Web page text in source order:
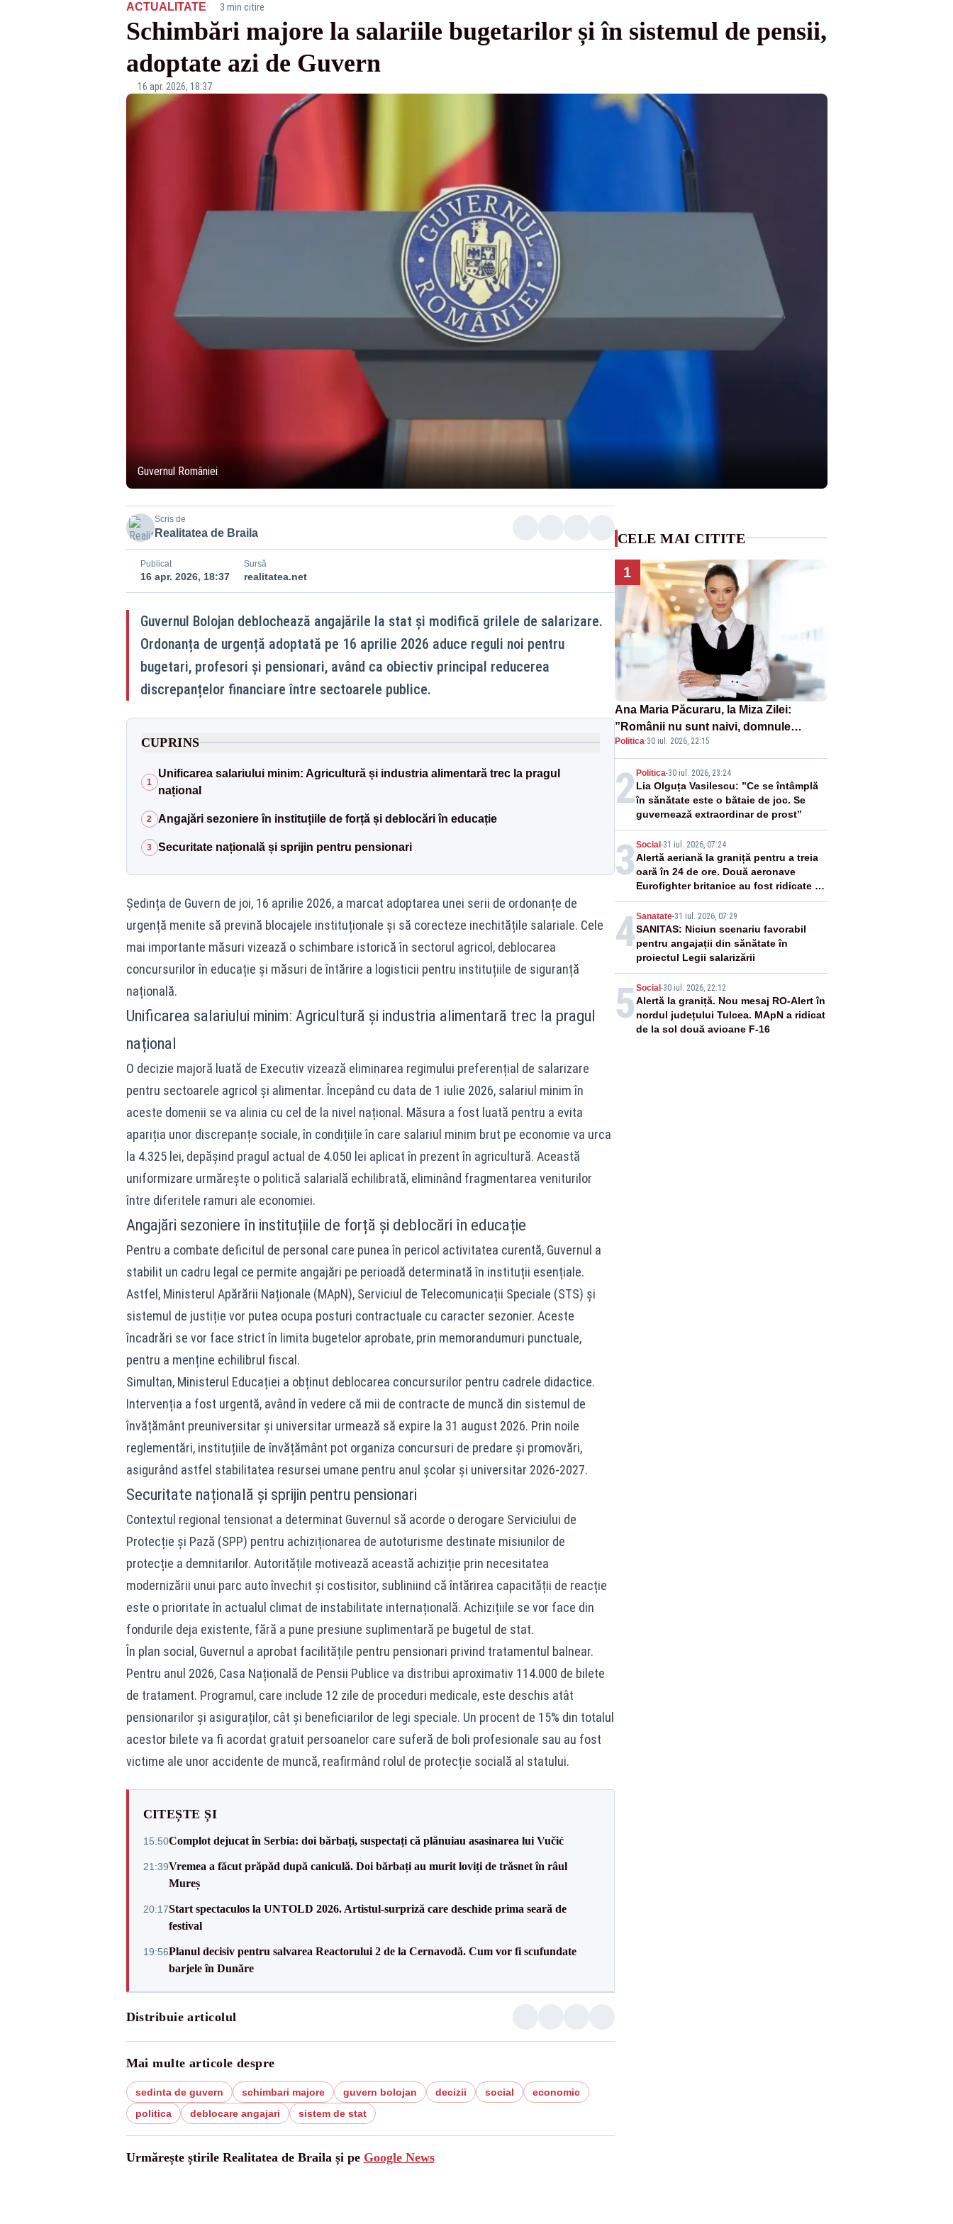
ACTUALITATE· 3 min citire
Schimbări majore la salariile bugetarilor și în sistemul de pensii,
adoptate azi de Guvern
16 apr. 2026, 18:37
Guvernul României
Scris de
Realitatea de Braila
Publicat
16 apr. 2026, 18:37
Sursă
realitatea.net
Guvernul Bolojan deblochează angajările la stat și modifică grilele de salarizare.
Ordonanța de urgență adoptată pe 16 aprilie 2026 aduce reguli noi pentru
bugetari, profesori și pensionari, având ca obiectiv principal reducerea
discrepanțelor financiare între sectoarele publice.
CUPRINS
1
Unificarea salariului minim: Agricultură și industria alimentară trec la pragul
național
2 Angajări sezoniere în instituțiile de forță și deblocări în educație
3 Securitate națională și sprijin pentru pensionari
Ședința de Guvern de joi, 16 aprilie 2026, a marcat adoptarea unei serii de ordonanțe de
urgență menite să prevină blocajele instituționale și să corecteze inechitățile salariale. Cele
mai importante măsuri vizează o schimbare istorică în sectorul agricol, deblocarea
concursurilor în educație și măsuri de întărire a logisticii pentru instituțiile de siguranță
națională.
Unificarea salariului minim: Agricultură și industria alimentară trec la pragul
național
O decizie majoră luată de Executiv vizează eliminarea regimului preferențial de salarizare
pentru sectoarele agricol și alimentar. Începând cu data de 1 iulie 2026, salariul minim în
aceste domenii se va alinia cu cel de la nivel național. Măsura a fost luată pentru a evita
apariția unor discrepanțe sociale, în condițiile în care salariul minim brut pe economie va urca
la 4.325 lei, depășind pragul actual de 4.050 lei aplicat în prezent în agricultură. Această
uniformizare urmărește o politică salarială echilibrată, eliminând fragmentarea veniturilor
între diferitele ramuri ale economiei.
Angajări sezoniere în instituțiile de forță și deblocări în educație
Pentru a combate deficitul de personal care punea în pericol activitatea curentă, Guvernul a
stabilit un cadru legal ce permite angajări pe perioadă determinată în instituții esențiale.
Astfel, Ministerul Apărării Naționale (MApN), Serviciul de Telecomunicații Speciale (STS) și
sistemul de justiție vor putea ocupa posturi contractuale cu caracter sezonier. Aceste
încadrări se vor face strict în limita bugetelor aprobate, prin memorandumuri punctuale,
pentru a menține echilibrul fiscal.
Simultan, Ministerul Educației a obținut deblocarea concursurilor pentru cadrele didactice.
Intervenția a fost urgentă, având în vedere că mii de contracte de muncă din sistemul de
învățământ preuniversitar și universitar urmează să expire la 31 august 2026. Prin noile
reglementări, instituțiile de învățământ pot organiza concursuri de predare și promovări,
asigurând astfel stabilitatea resursei umane pentru anul școlar și universitar 2026-2027.
Securitate națională și sprijin pentru pensionari
Contextul regional tensionat a determinat Guvernul să acorde o derogare Serviciului de
Protecție și Pază (SPP) pentru achiziționarea de autoturisme destinate misiunilor de
protecție a demnitarilor. Autoritățile motivează această achiziție prin necesitatea
modernizării unui parc auto învechit și costisitor, subliniind că întărirea capacității de reacție
este o prioritate în actualul climat de instabilitate internațională. Achizițiile se vor face din
fondurile deja existente, fără a pune presiune suplimentară pe bugetul de stat.
În plan social, Guvernul a aprobat facilitățile pentru pensionari privind tratamentul balnear.
Pentru anul 2026, Casa Națională de Pensii Publice va distribui aproximativ 114.000 de bilete
de tratament. Programul, care include 12 zile de proceduri medicale, este deschis atât
pensionarilor și asiguraților, cât și beneficiarilor de legi speciale. Un procent de 15% din totalul
acestor bilete va fi acordat gratuit persoanelor care suferă de boli profesionale sau au fost
victime ale unor accidente de muncă, reafirmând rolul de protecție socială al statului.
CITEȘTE ȘI
15:50Complot dejucat în Serbia: doi bărbați, suspectați că plănuiau asasinarea lui Vučić
21:39Vremea a făcut prăpăd după caniculă. Doi bărbați au murit loviți de trăsnet în râul
Mureș
20:17Start spectaculos la UNTOLD 2026. Artistul-surpriză care deschide prima seară de
festival
19:56Planul decisiv pentru salvarea Reactorului 2 de la Cernavodă. Cum vor fi scufundate
barjele în Dunăre
Distribuie articolul
Mai multe articole despre
sedinta de guvern schimbari majore guvern bolojan decizii social
economic
politica
deblocare angajari sistem de stat
Urmărește știrile Realitatea de Braila și pe Google News
CELE MAI CITITE
1
Ana Maria Păcuraru, la Miza Zilei:
”Românii nu sunt naivi, domnule
premier Bolojan”
Politica·30 iul. 2026, 22:15
2Politica-30 iul. 2026, 23:24
Lia Olguța Vasilescu: ”Ce se întâmplă
în sănătate este o bătaie de joc. Se
guvernează extraordinar de prost”
3 Social-31 iul. 2026, 07:24
Alertă aeriană la graniță pentru a treia
oară în 24 de ore. Două aeronave
Eurofighter britanice au fost ridicate de
la sol
4Sanatate-31 iul. 2026, 07:29
SANITAS: Niciun scenariu favorabil
pentru angajații din sănătate în
proiectul Legii salarizării
5 Social-30 iul. 2026, 22:12
Alertă la graniță. Nou mesaj RO-Alert în
nordul județului Tulcea. MApN a ridicat
de la sol două avioane F-16